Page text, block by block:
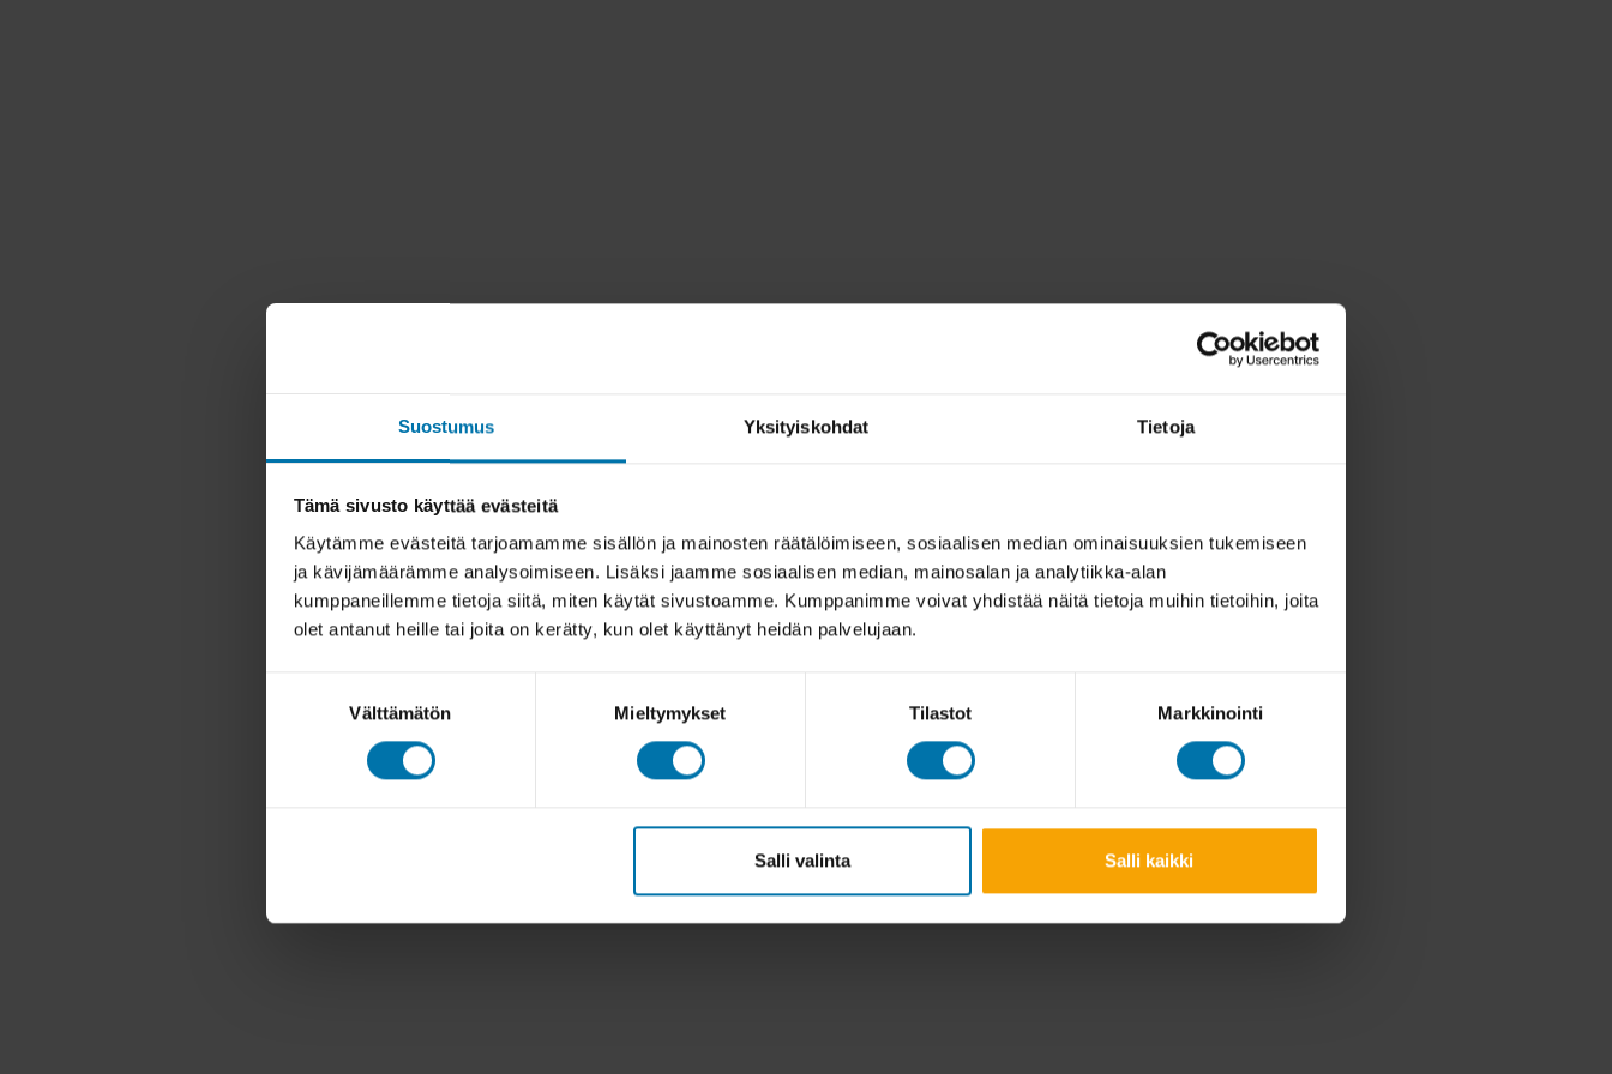
Suostumus Yksityiskohdat Tietoja
Tämä sivusto käyttää evästeitä
Käytämme evästeitä tarjoamamme sisällön ja mainosten räätälöimiseen, sosiaalisen median ominaisuuksien tukemiseen
ja kävijämäärämme analysoimiseen. Lisäksi jaamme sosiaalisen median, mainosalan ja analytiikka-alan
kumppaneillemme tietoja siitä, miten käytät sivustoamme. Kumppanimme voivat yhdistää näitä tietoja muihin tietoihin, joita
olet antanut heille tai joita on kerätty, kun olet käyttänyt heidän palvelujaan.
Välttämätön Mieltymykset Tilastot Markkinointi
Salli valinta Salli kaikki